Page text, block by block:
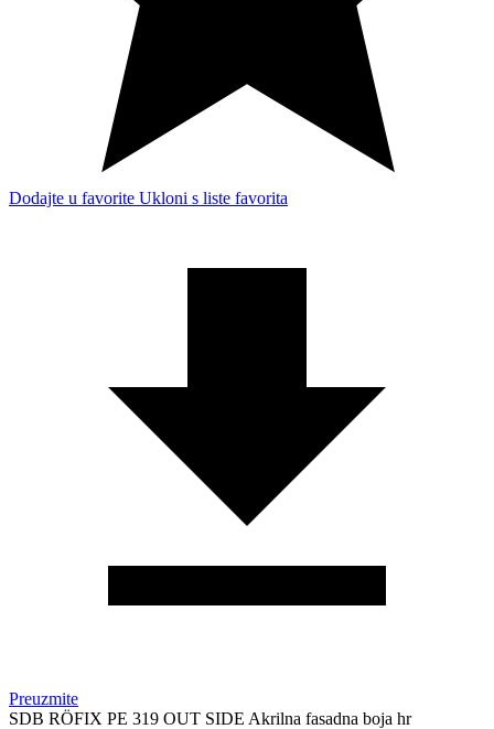
Dodajte u favorite Ukloni s liste favorita
Preuzmite
SDB RÖFIX PE 319 OUT SIDE Akrilna fasadna boja hr